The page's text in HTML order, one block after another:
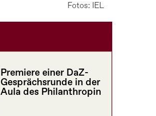
Fotos: IEL
Premiere einer DaZ-
Gesprächsrunde in der
Aula des Philanthropin